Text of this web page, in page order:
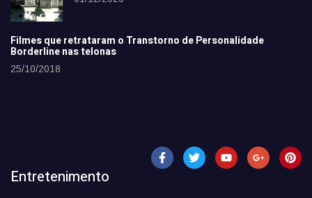
Filmes que retrataram o Transtorno de Personalidade
Borderline nas telonas
25/10/2018
Entretenimento